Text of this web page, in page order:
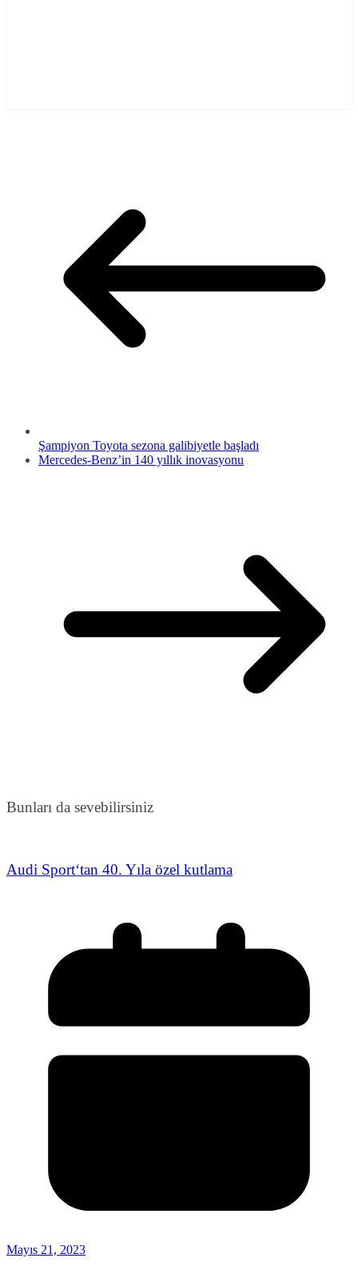
Şampiyon Toyota sezona galibiyetle başladı
Mercedes-Benz’in 140 yıllık inovasyonu
Bunları da sevebilirsiniz
Audi Sport‘tan 40. Yıla özel kutlama
Mayıs 21, 2023